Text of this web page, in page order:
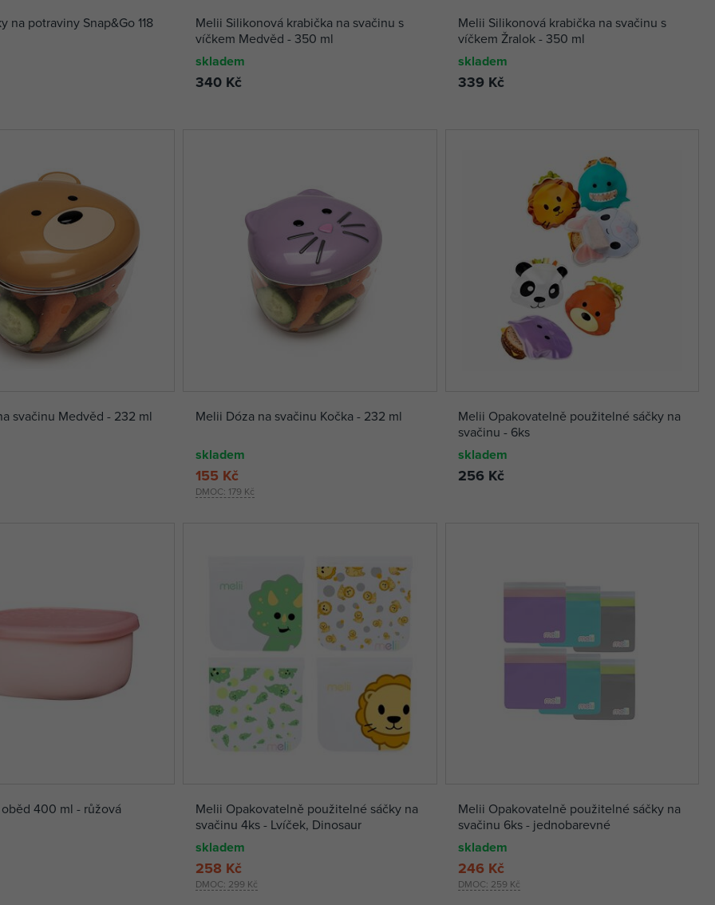
na potraviny Snap&Go 118
Melii Silikonová krabička na svačinu s
víčkem Medvěd - 350 ml
skladem
340 Kč
Melii Silikonová krabička na svačinu s
víčkem Žralok - 350 ml
skladem
339 Kč
svačinu Medvěd - 232 ml Melii Dóza na svačinu Kočka - 232 ml
skladem
DMOC: 179 Kč
155 Kč
Melii Opakovatelně použitelné sáčky na
svačinu - 6ks
skladem
256 Kč
400 ml - růžová
Melii Opakovatelně použitelné sáčky na
svačinu 4ks - Lvíček, Dinosaur
skladem
DMOC: 299 Kč
258 Kč
Melii Opakovatelně použitelné sáčky na
svačinu 6ks - jednobarevné
skladem
DMOC: 259 Kč
246 Kč